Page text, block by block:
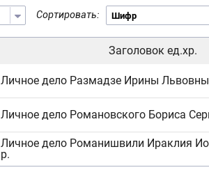
Сортировать:
Заголовок ед.хр.
Личное дело Размадзе Ирины
Личное дело Романовского Бориса
Личное дело Романишвили Ираклия
р.